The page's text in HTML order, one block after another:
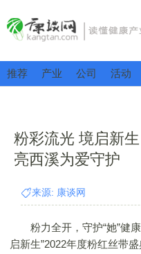
推荐 产业 公司 活动
粉彩流光 境启新
亮西溪为爱守护
来源: 康谈网
粉力全开，守护“她”健康
启新生”2022年度粉红丝带